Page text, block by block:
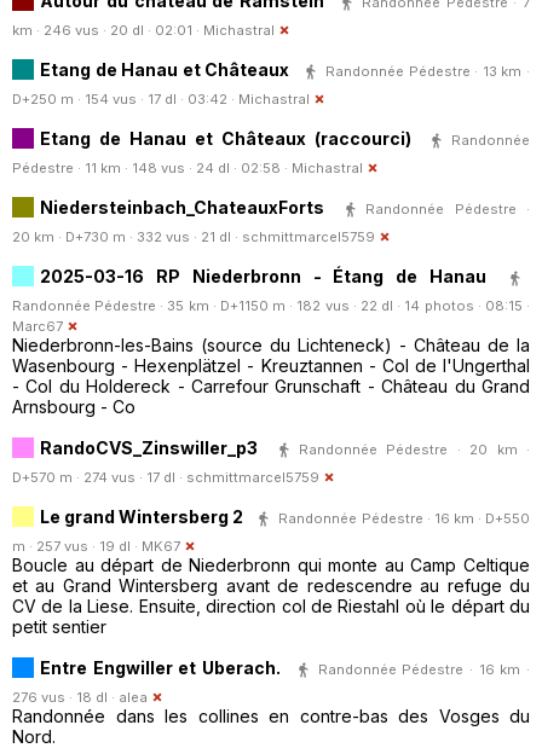
km · 246 vus · 20 dl · 02:01 · Michastral
Etang de Hanau et Châteaux
Randonnée Pédestre · 13 km ·
D+250 m · 154 vus · 17 dl · 03:42 · Michastral
Etang de Hanau et Châteaux (raccourci)
Randonnée
Pédestre · 11 km · 148 vus · 24 dl · 02:58 · Michastral
Niedersteinbach_ChateauxForts
Randonnée Pédestre ·
20 km · D+730 m · 332 vus · 21 dl · schmittmarcel5759
2025-03-16 RP Niederbronn - Étang de Hanau
Randonnée Pédestre · 35 km · D+1150 m · 182 vus · 22 dl · 14 photos · 08:15 ·
Marc67
Niederbronn-les-Bains (source du Lichteneck) - Château de la
Wasenbourg - Hexenplätzel - Kreuztannen - Col de l'Ungerthal
- Col du Holdereck - Carrefour Grunschaft - Château du Grand
Arnsbourg - Co
RandoCVS_Zinswiller_p3
Randonnée Pédestre · 20 km ·
D+570 m · 274 vus · 17 dl · schmittmarcel5759
Le grand Wintersberg 2
Randonnée Pédestre · 16 km · D+550
m · 257 vus · 19 dl · MK67
Boucle au départ de Niederbronn qui monte au Camp Celtique
et au Grand Wintersberg avant de redescendre au refuge du
CV de la Liese. Ensuite, direction col de Riestahl où le départ du
petit sentier
Entre Engwiller et Uberach.
Randonnée Pédestre · 16 km ·
276 vus · 18 dl · alea
Randonnée dans les collines en contre-bas des Vosges du
Nord.